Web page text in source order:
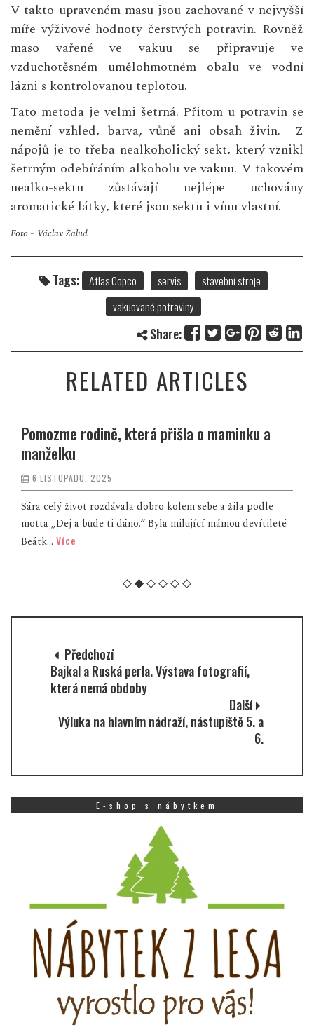
V takto upraveném masu jsou zachované v nejvyšší
míře výživové hodnoty čerstvých potravin. Rovněž
maso vařené ve vakuu se připravuje ve
vzduchotěsném umělohmotném obalu ve vodní
lázni s kontrolovanou teplotou.
Tato metoda je velmi šetrná. Přitom u potravin se
nemění vzhled, barva, vůně ani obsah živin. Z
nápojů je to třeba nealkoholický sekt, který vznikl
šetrným odebíráním alkoholu ve vakuu. V takovém
nealko-sektu zůstávají nejlépe uchovány
aromatické látky, které jsou sektu i vínu vlastní.
Foto – Václav Žalud
Tags: Atlas Copco servis
stavební stroje
vakuované potraviny
Share:
RELATED ARTICLES
Pomozme rodině, která přišla o maminku a
manželku
6 LISTOPADU, 2025
Sára celý život rozdávala dobro kolem sebe a žila podle
motta „Dej a bude ti dáno.“ Byla milující mámou devítileté
Beátk... Více
Předchozí
Bajkal a Ruská perla. Výstava fotografií,
která nemá obdoby
Další
Výluka na hlavním nádraží, nástupiště 5. a
6.
E-shop s nábytkem